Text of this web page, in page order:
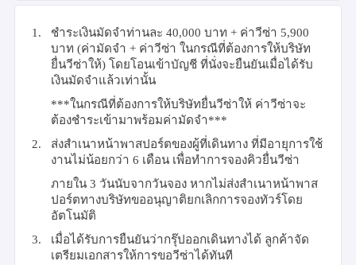
1. ชำระเงินมัดจำท่านละ 40,000 บาท + ค่าวีซ่า 5,900
บาท (ค่ามัดจำ + ค่าวีซ่า ในกรณีที่ต้องการให้บริษัท
ยื่นวีซ่าให้) โดยโอนเข้าบัญชี ที่นั่งจะยืนยันเมื่อได้รับ
เงินมัดจำแล้วเท่านั้น
***ในกรณีที่ต้องการให้บริษัทยื่นวีซ่าให้ ค่าวีซ่าจะ
ต้องชำระเข้ามาพร้อมค่ามัดจำ***
2.
ส่งสำเนาหน้าพาสปอร์ตของผู้ที่เดินทาง ที่มีอายุการใช้
งานไม่น้อยกว่า 6 เดือน เพื่อทำการจองคิวยื่นวีซ่า
ภายใน 3 วันนับจากวันจอง หากไม่ส่งสำเนาหน้าพาส
ปอร์ตทางบริษัทขออนุญาติยกเลิกการจองทัวร์โดย
อัตโนมัติ
3.
เมื่อได้รับการยืนยันว่ากรุ๊ปออกเดินทางได้ ลูกค้าจัด
เตรียมเอกสารให้การขอวีซ่าได้ทันที